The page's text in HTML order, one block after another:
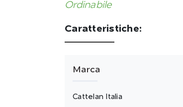
Ordinabile
Caratteristiche:
Marca
Cattelan Italia